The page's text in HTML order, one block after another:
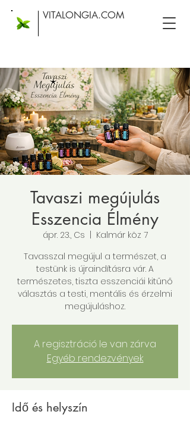
VITALONGIA.COM
Tavaszi megújulás
Esszencia Élmény
ápr. 23., Cs
Kalmár köz 7
Tavasszal megújul a természet, a
testünk is újraindításra vár. A
természetes, tiszta esszenciái kitűnő
választás a testi, mentális és érzelmi
megújuláshoz.
A regisztráció le van zárva
Egyéb rendezvények
Idő és helyszín